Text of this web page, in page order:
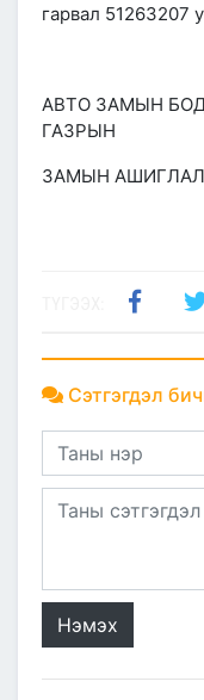
гарвал 51263207
АВТО ЗАМЫН
ГАЗРЫН
ЗАМЫН
Сэтгэгдэл
Нэмэх